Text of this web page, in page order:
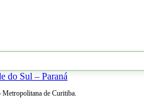
Metropolitana de Curitiba.